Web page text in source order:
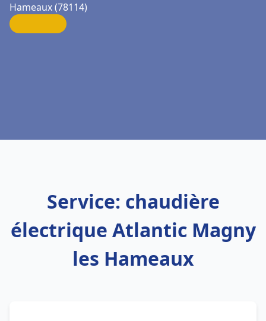
Hameaux (78114)
Service: chaudière
électrique Atlantic Magny
les Hameaux